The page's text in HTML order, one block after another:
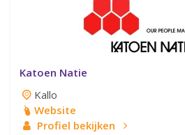
Katoen Natie
Kallo
Website
Profiel bekijken